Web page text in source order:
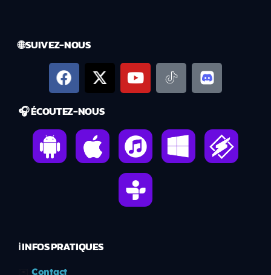
🌐 SUIVEZ-NOUS
🎧 ÉCOUTEZ-NOUS
ℹ️ INFOS PRATIQUES
Contact